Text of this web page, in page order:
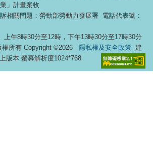
」計畫案收
相關問題：勞動部勞動力發展署 電話代表號：
午8時30分至12時，下午13時30分至17時30分
權所有 Copyright ©2026 隱私權及安全政策 建
版本 螢幕解析度1024*768